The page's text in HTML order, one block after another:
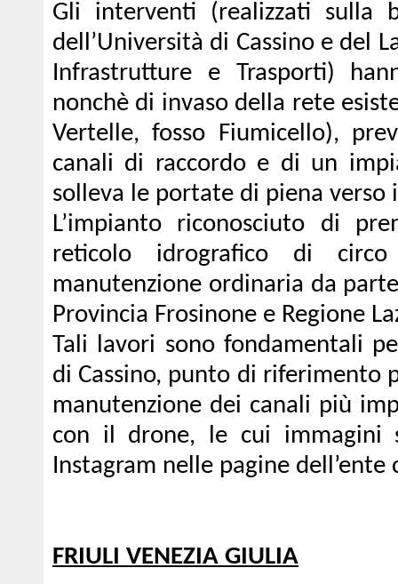
Gli interventi (realizzati sulla
dell’Università di Cassino e del
Infrastrutture e Trasporti)
nonchè di invaso della rete
Vertelle, fosso Fiumicello),
canali di raccordo e di un
solleva le portate di piena verso
L’impianto riconosciuto di
reticolo idrografico di
manutenzione ordinaria da
Provincia Frosinone e Regione
Tali lavori sono fondamentali
di Cassino, punto di riferimento
manutenzione dei canali più
con il drone, le cui immagini
Instagram nelle pagine dell’ente
FRIULI VENEZIA GIULIA